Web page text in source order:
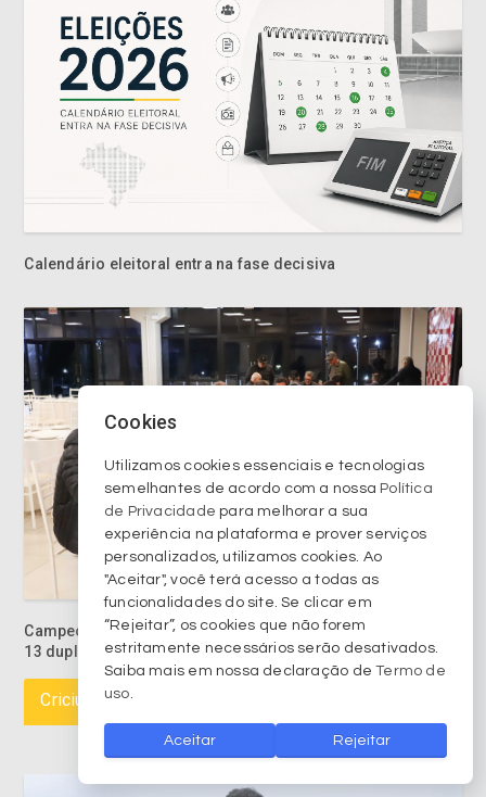
Calendário eleitoral entra na fase decisiva
Campeonato de Canastra Masculina do Mampituba reúne
13 duplas e encerra edição com 91 partidas disputadas
Criciúma EC
Cookies
Utilizamos cookies essenciais e tecnologias
semelhantes de acordo com a nossa Política
de Privacidade para melhorar a sua
experiência na plataforma e prover serviços
personalizados, utilizamos cookies. Ao
"Aceitar", você terá acesso a todas as
funcionalidades do site. Se clicar em
“Rejeitar”, os cookies que não forem
estritamente necessários serão desativados.
Saiba mais em nossa declaração deTermo de
uso.
Aceitar Rejeitar